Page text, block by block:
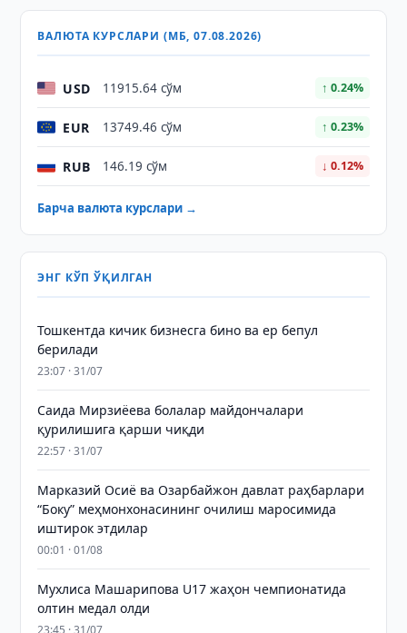
ВАЛЮТА КУРСЛАРИ (МБ, 07.08.2026)
USD 11915.64 сўм ↑ 0.24%
EUR 13749.46 сўм ↑ 0.23%
RUB 146.19 сўм ↓ 0.12%
Барча валюта курслари →
ЭНГ КЎП ЎҚИЛГАН
Тошкентда кичик бизнесга бино ва ер бепул
берилади
23:07 · 31/07
Саида Мирзиёева болалар майдончалари
қурилишига қарши чиқди
22:57 · 31/07
Марказий Осиё ва Озарбайжон давлат раҳбарлари
“Боку” меҳмонхонасининг очилиш маросимида
иштирок этдилар
00:01 · 01/08
Мухлиса Машарипова U17 жаҳон чемпионатида
олтин медал олди
23:45 · 31/07